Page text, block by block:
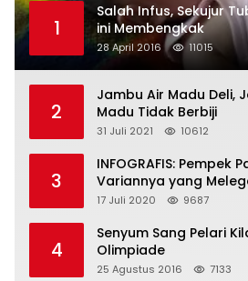
1
Salah Infus, Sekujur
ini Membengkak
28 April 2016 11015
2
Jambu Air Madu Deli,
Madu Tidak Berbiji
31 Juli 2021 10612
3
INFOGRAFIS: Pempek
Variannya yang
17 Juli 2020 9687
4
Senyum Sang Pelari
Olimpiade
25 Agustus 2016 7133